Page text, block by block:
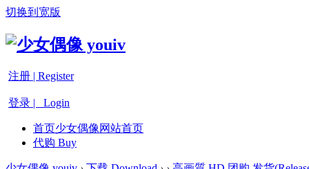
切换到宽版
注册 | Register
登录 | Login
首页少女偶像网站首页
代购 Buy